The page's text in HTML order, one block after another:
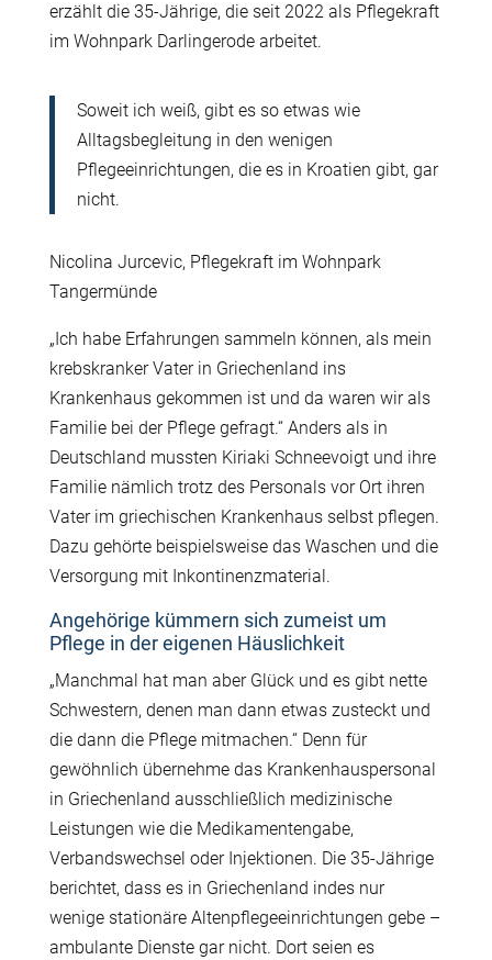
erzählt die 35-Jährige, die seit 2022 als Pflegekraft
im Wohnpark Darlingerode arbeitet.
Soweit ich weiß, gibt es so etwas wie
Alltagsbegleitung in den wenigen
Pflegeeinrichtungen, die es in Kroatien gibt, gar
nicht.
Nicolina Jurcevic, Pflegekraft im Wohnpark
Tangermünde
„Ich habe Erfahrungen sammeln können, als mein
krebskranker Vater in Griechenland ins
Krankenhaus gekommen ist und da waren wir als
Familie bei der Pflege gefragt.“ Anders als in
Deutschland mussten Kiriaki Schneevoigt und ihre
Familie nämlich trotz des Personals vor Ort ihren
Vater im griechischen Krankenhaus selbst pflegen.
Dazu gehörte beispielsweise das Waschen und die
Versorgung mit Inkontinenzmaterial.
Angehörige kümmern sich zumeist um
Pflege in der eigenen Häuslichkeit
„Manchmal hat man aber Glück und es gibt nette
Schwestern, denen man dann etwas zusteckt und
die dann die Pflege mitmachen.“ Denn für
gewöhnlich übernehme das Krankenhauspersonal
in Griechenland ausschließlich medizinische
Leistungen wie die Medikamentengabe,
Verbandswechsel oder Injektionen. Die 35-Jährige
berichtet, dass es in Griechenland indes nur
wenige stationäre Altenpflegeeinrichtungen gebe –
ambulante Dienste gar nicht. Dort seien es